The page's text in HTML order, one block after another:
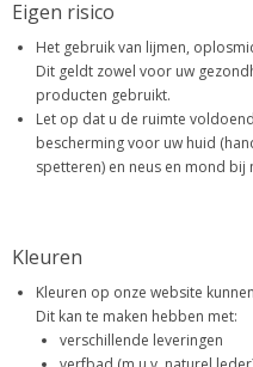
Eigen risico
Het gebruik van lijmen,
Dit geldt zowel voor uw
producten gebruikt.
Let op dat u de ruimte
bescherming voor uw huid
spetteren) en neus en mond bij
Kleuren
Kleuren op onze website
Dit kan te maken hebben met:
verschillende leveringen